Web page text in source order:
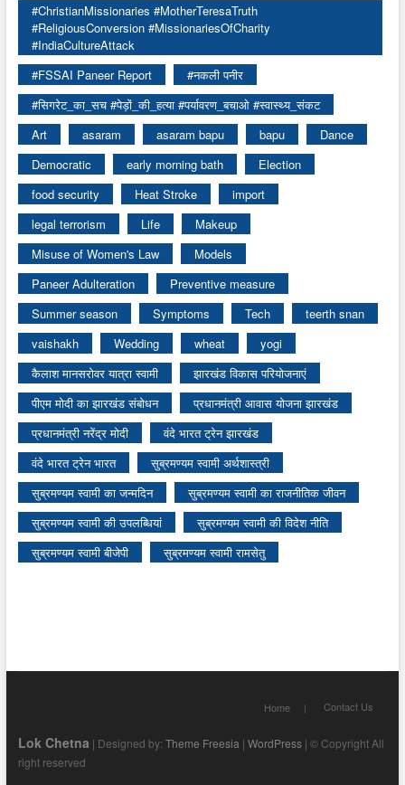
#ChristianMissionaries #MotherTeresaTruth
#ReligiousConversion #MissionariesOfCharity
#IndiaCultureAttack
#FSSAI Paneer Report
#नकली पनीर
#सिगरेट_का_सच #पेड़ों_की_हत्या #पर्यावरण_बचाओ #स्वास्थ्य_संकट
Art
asaram asaram bapu bapu
Dance
Democratic
early morning bath
Election
food security
Heat Stroke
import
legal terrorism
Life
Makeup
Misuse of Women's Law
Models
Paneer Adulteration
Preventive measure
Summer season
Symptoms Tech
teerth snan
vaishakh
Wedding wheat
yogi
कैलाश मानसरोवर यात्रा स्वामी
झारखंड विकास परियोजनाएं
पीएम मोदी का झारखंड संबोधन
प्रधानमंत्री आवास योजना झारखंड
प्रधानमंत्री नरेंद्र मोदी
वंदे भारत ट्रेन झारखंड
वंदे भारत ट्रेन भारत
सुब्रमण्यम स्वामी अर्थशास्त्री
सुब्रमण्यम स्वामी का जन्मदिन
सुब्रमण्यम स्वामी का राजनीतिक जीवन
सुब्रमण्यम स्वामी की उपलब्धियां
सुब्रमण्यम स्वामी की विदेश नीति
सुब्रमण्यम स्वामी बीजेपी
सुब्रमण्यम स्वामी रामसेतु
Home Contact Us
Lok Chetna | Designed by: Theme Freesia | WordPress| © Copyright All
right reserved